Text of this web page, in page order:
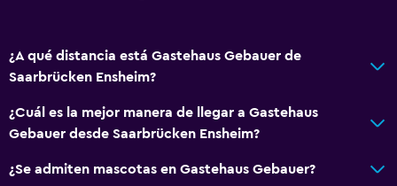
Aire libre
Terraza
Terraza/patio
¿A qué distancia está Gastehaus Gebauer de
Saarbrücken Ensheim?
¿Cuál es la mejor manera de llegar a Gastehaus
Gebauer desde Saarbrücken Ensheim?
¿Se admiten mascotas en Gastehaus Gebauer?